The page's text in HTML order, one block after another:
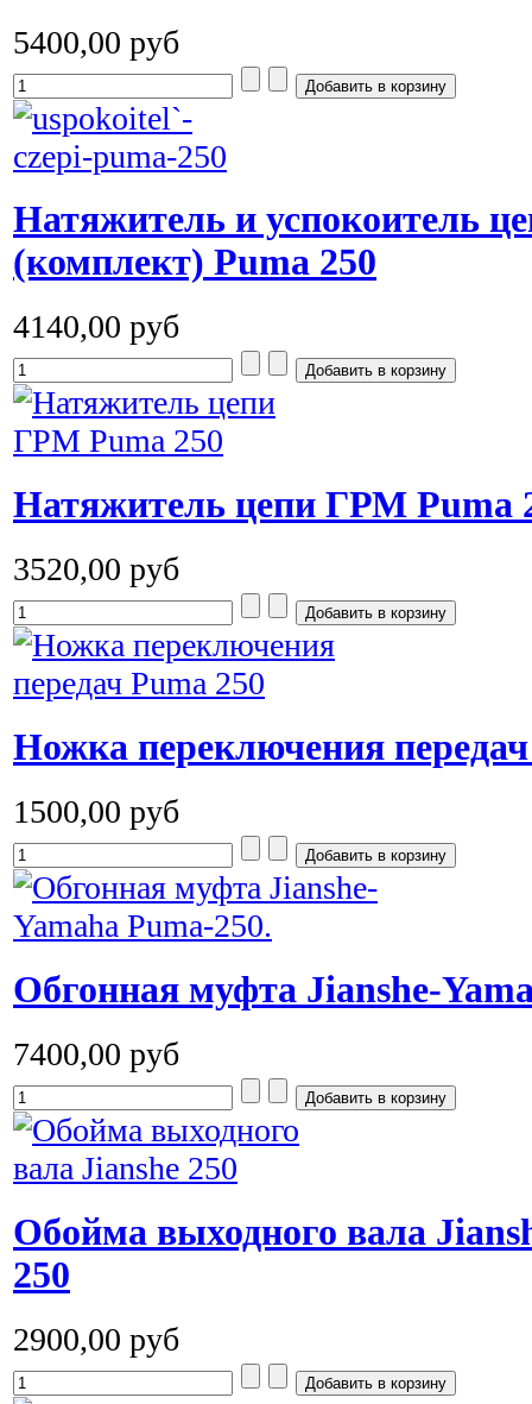
5400,00 руб
Натяжитель и успокоитель
(комплект) Puma 250
4140,00 руб
Натяжитель цепи ГРМ Puma
3520,00 руб
Ножка переключения
1500,00 руб
Обгонная муфта Jianshe-
7400,00 руб
Обойма выходного вала
250
2900,00 руб